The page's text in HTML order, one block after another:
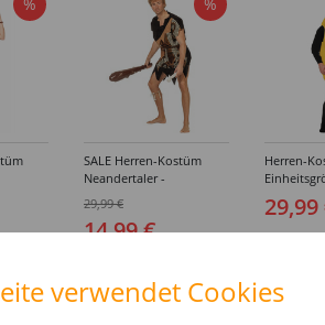
% %
SALE Herren-Kostüm
Neandertaler -
Verschiedene Größen
(50-60)
29,99 €
14,99 €
Herren-
29,99
verwendet Cookies